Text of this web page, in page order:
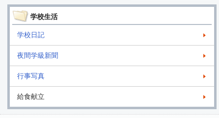
学校生活
学校日記
夜間学級新聞
行事写真
給食献立